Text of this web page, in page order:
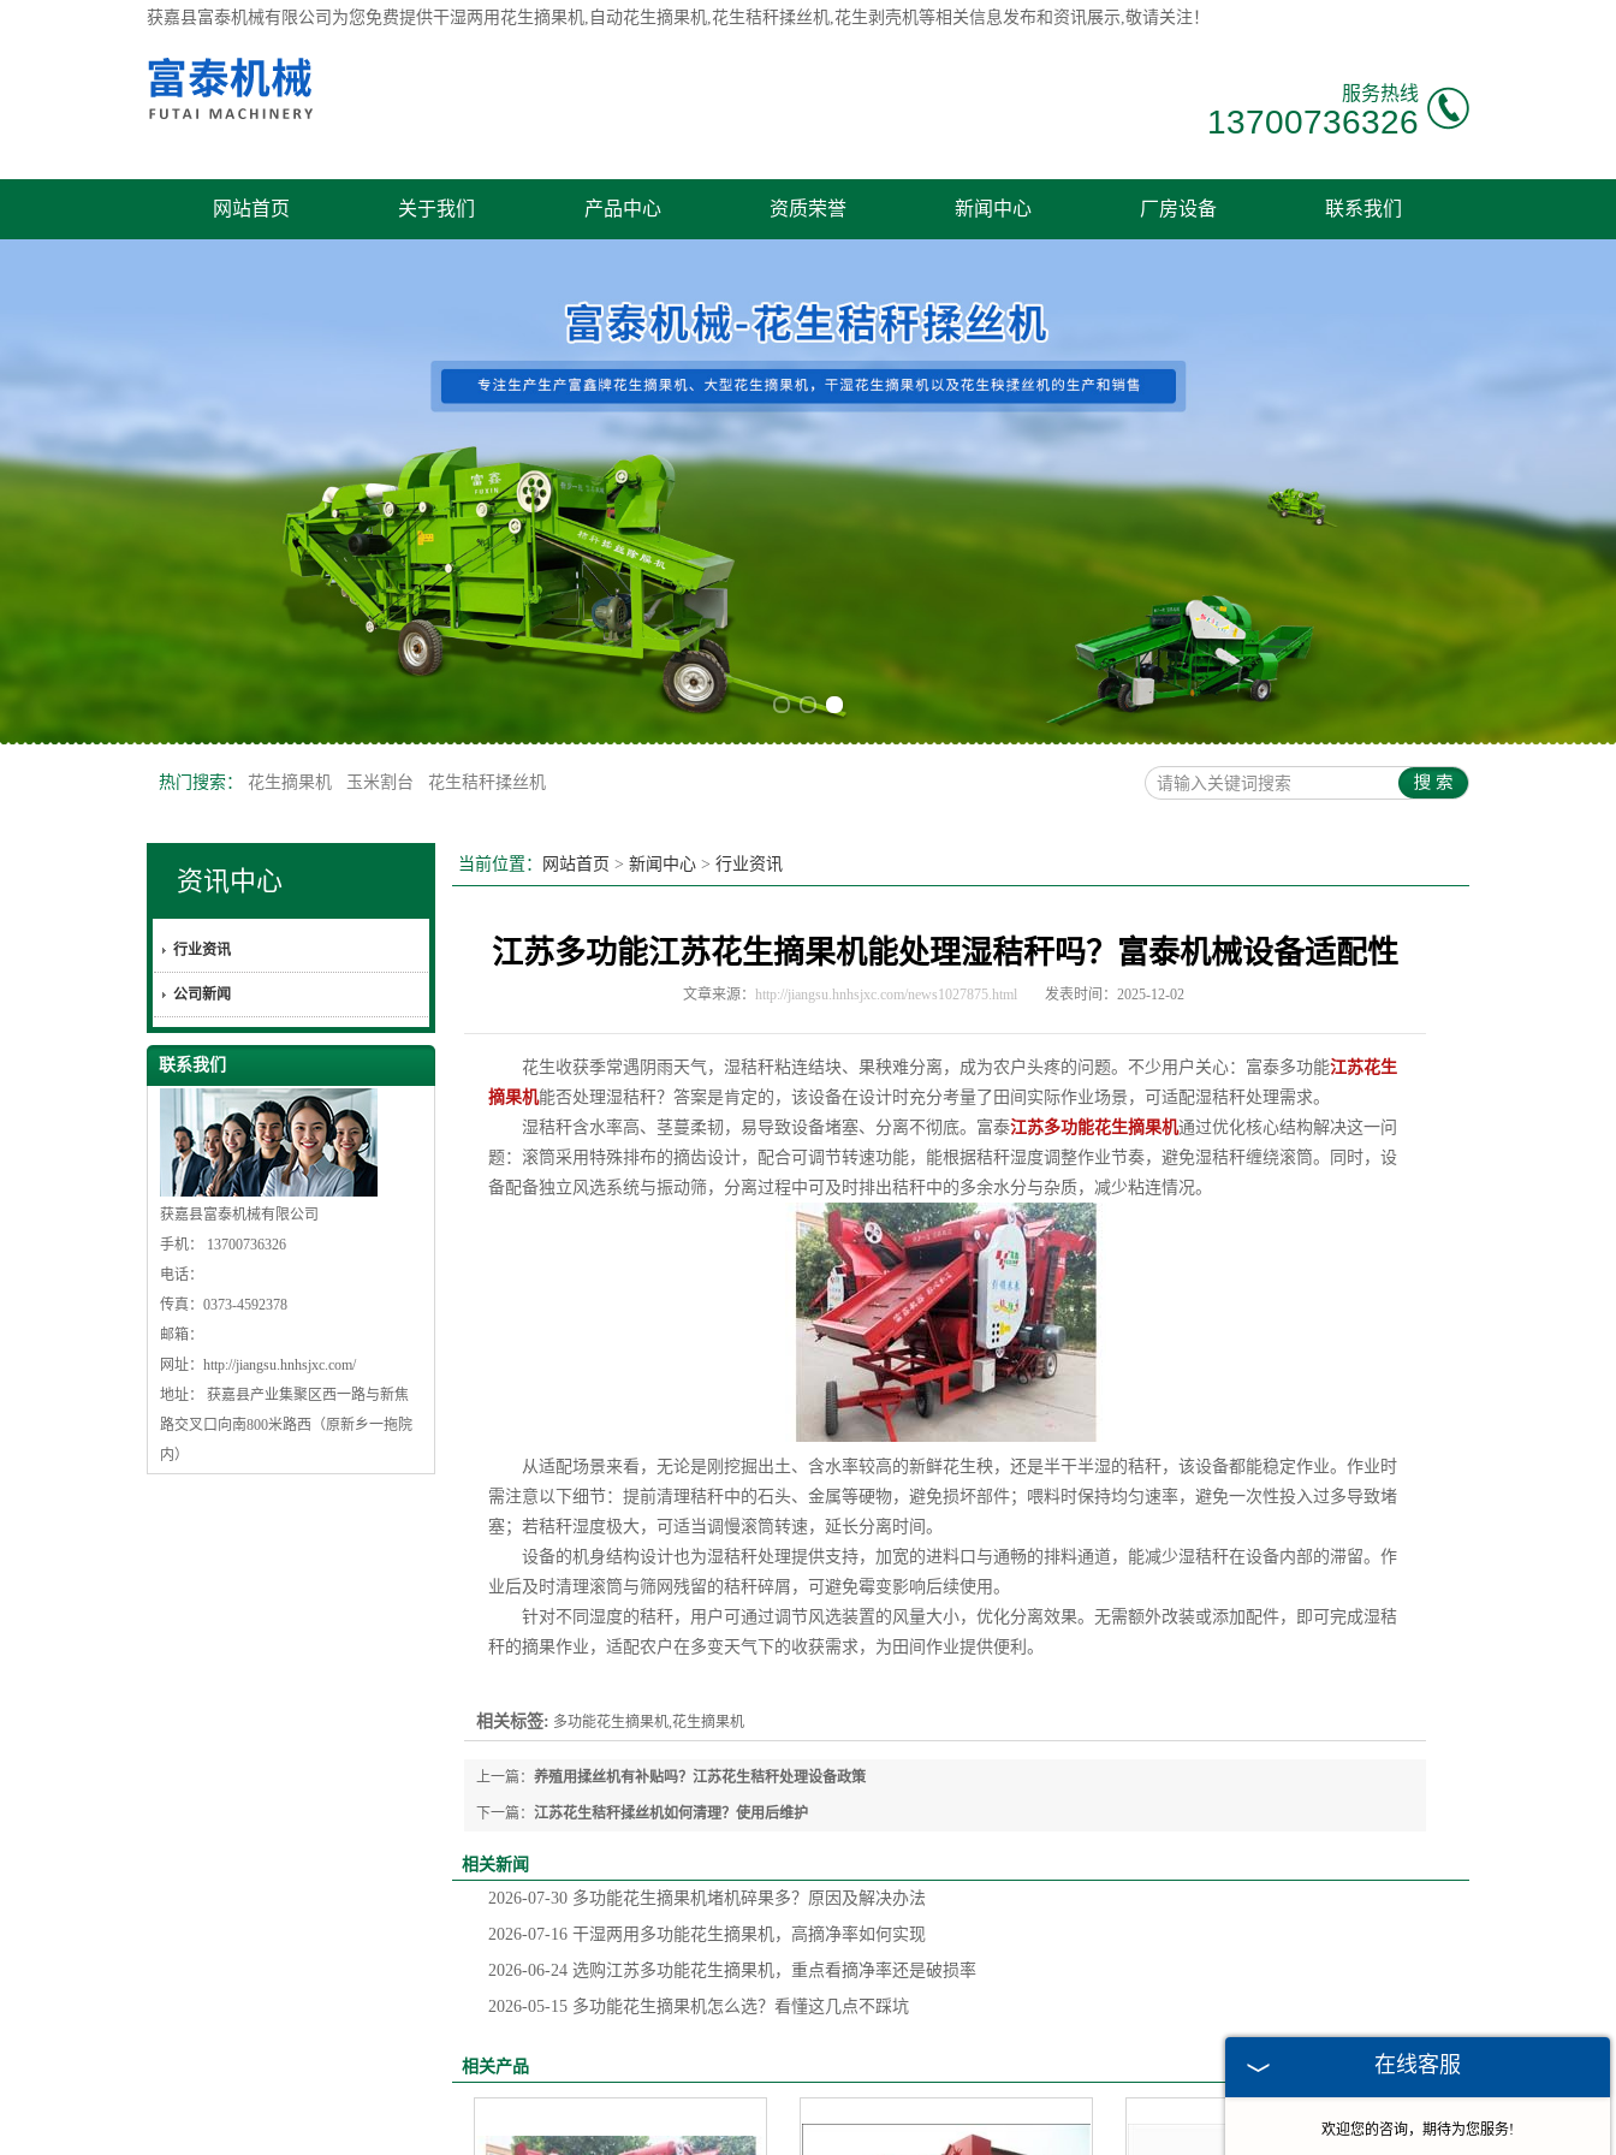
获嘉县富泰机械有限公司为您免费提供干湿两用花生摘果机,自动花生摘果机,花生秸秆揉丝机,花生剥壳机等相关信息发布和资讯展示,敬请关注！
服务热线
13700736326
网站首页 关于我们 产品中心 资质荣誉 新闻中心 厂房设备 联系我们
热门搜索： 花生摘果机 玉米割台 花生秸秆揉丝机
资讯中心
行业资讯
公司新闻
联系我们
获嘉县富泰机械有限公司
手机： 13700736326
电话：
传真：0373-4592378
邮箱：
网址： http://jiangsu.hnhsjxc.com/
地址： 获嘉县产业集聚区西一路与新焦
路交叉口向南800米路西（原新乡一拖院
内）
当前位置： 网站首页 > 新闻中心 > 行业资讯
江苏多功能江苏花生摘果机能处理湿秸秆吗？富泰机械设备适配性
文章来源： http://jiangsu.hnhsjxc.com/news1027875.html 发表时间：2025-12-02
花生收获季常遇阴雨天气，湿秸秆粘连结块、果秧难分离，成为农户头疼的问题。不少用户关心：富泰多功能江苏花生
摘果机能否处理湿秸秆？答案是肯定的，该设备在设计时充分考量了田间实际作业场景，可适配湿秸秆处理需求。
湿秸秆含水率高、茎蔓柔韧，易导致设备堵塞、分离不彻底。富泰江苏多功能花生摘果机通过优化核心结构解决这一问
题：滚筒采用特殊排布的摘齿设计，配合可调节转速功能，能根据秸秆湿度调整作业节奏，避免湿秸秆缠绕滚筒。同时，设
备配备独立风选系统与振动筛，分离过程中可及时排出秸秆中的多余水分与杂质，减少粘连情况。
从适配场景来看，无论是刚挖掘出土、含水率较高的新鲜花生秧，还是半干半湿的秸秆，该设备都能稳定作业。作业时
需注意以下细节：提前清理秸秆中的石头、金属等硬物，避免损坏部件；喂料时保持均匀速率，避免一次性投入过多导致堵
塞；若秸秆湿度极大，可适当调慢滚筒转速，延长分离时间。
设备的机身结构设计也为湿秸秆处理提供支持，加宽的进料口与通畅的排料通道，能减少湿秸秆在设备内部的滞留。作
业后及时清理滚筒与筛网残留的秸秆碎屑，可避免霉变影响后续使用。
针对不同湿度的秸秆，用户可通过调节风选装置的风量大小，优化分离效果。无需额外改装或添加配件，即可完成湿秸
秆的摘果作业，适配农户在多变天气下的收获需求，为田间作业提供便利。
相关标签: 多功能花生摘果机,花生摘果机
上一篇： 养殖用揉丝机有补贴吗？江苏花生秸秆处理设备政策
下一篇： 江苏花生秸秆揉丝机如何清理？使用后维护
相关新闻
2026-07-30 多功能花生摘果机堵机碎果多？原因及解决办法
2026-07-16 干湿两用多功能花生摘果机，高摘净率如何实现
2026-06-24 选购江苏多功能花生摘果机，重点看摘净率还是破损率
2026-05-15 多功能花生摘果机怎么选？看懂这几点不踩坑
相关产品 在线客服
欢迎您的咨询，期待为您服务!